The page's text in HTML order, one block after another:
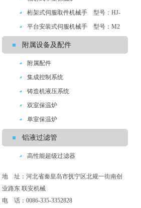
桁架式伺服取件机械手 型号：HJ-
平台安装式伺服机械手 型号：M2
附属设备及配件
附属配件
集成控制系统
铸造机液压系统
双室保温炉
单室保温炉
铝液过滤管
高性能超级过滤器
地 址：河北省秦皇岛市抚宁区北规一街南创
业路东 联安机械
电 话：0086-335-3352828